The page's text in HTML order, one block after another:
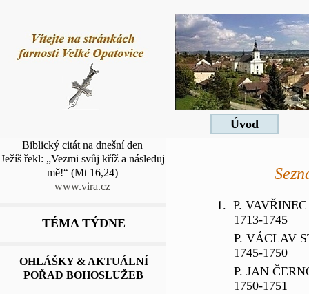
Úvod
Biblický citát na dnešní den
Ježíš řekl: „Vezmi svůj kříž a následuj
mě!“ (Mt 16,24)
www.vira.cz
TÉMA TÝDNE
OHLÁŠKY & AKTUÁLNÍ
POŘAD BOHOSLUŽEB
1. P.
1713-1745
P. VÁCLAV
1745-1750
P. JAN
1750-1751